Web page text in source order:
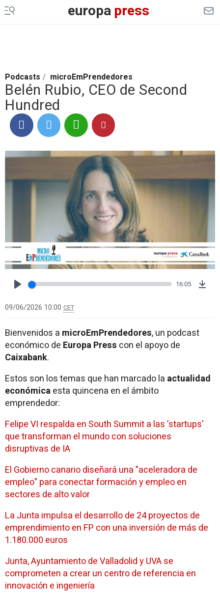
europapress
Podcasts / microEmPrendedores
Belén Rubio, CEO de Second
Hundred
16:05
09/06/2026 10:00 CET
Bienvenidos a microEmPrendedores, un podcast
económico de Europa Press con el apoyo de
Caixabank.
Estos son los temas que han marcado la actualidad
económicaesta quincena en el ámbito
emprendedor:
Felipe VI respalda en South Summit a las 'startups'
que transforman el mundo con soluciones
disruptivas de IA
El Gobierno canario diseñará una "aceleradora de
empleo" para conectar formación y empleo en
sectores de alto valor
La Junta impulsa el desarrollo de 24 proyectos de
emprendimiento en FP con una inversión de más de
1.180.000 euros
Junta, Ayuntamiento de Valladolid y UVA se
comprometen a crear un centro de referencia en
innovación e ingeniería